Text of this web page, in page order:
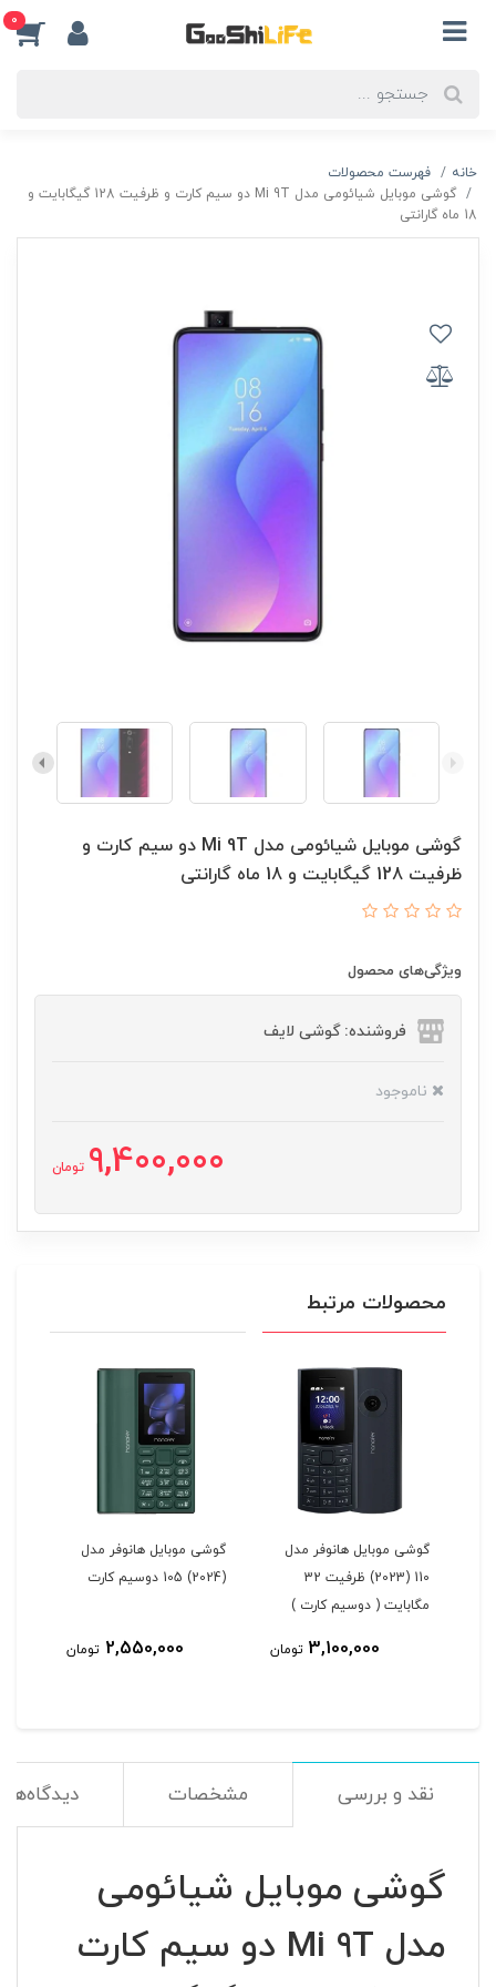
0
خانه
فهرست محصولات
گوشی موبایل شیائومی مدل Mi 9T دو سیم کارت و ظرفیت 128 گیگابایت و
18 ماه گارانتی
گوشی موبایل شیائومی مدل Mi 9T دو سیم کارت و
ظرفیت 128 گیگابایت و 18 ماه گارانتی
ویژگی‌های محصول
فروشنده: گوشی لایف
ناموجود
9,400,000 تومان
محصولات مرتبط
گوشی موبایل هانوفر مدل
110 (2023) ظرفیت 32
مگابایت ( دوسیم کارت )
3,100,000 تومان
گوشی موبایل هانوفر مدل
(2024) 105 دوسیم کارت
2,550,000 تومان
نقد و بررسی مشخصات دیدگاه‌ها
گوشی موبایل شیائومی
مدل Mi 9T دو سیم کارت